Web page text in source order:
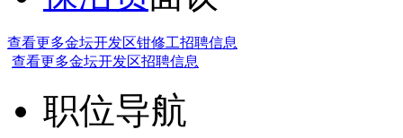
查看更多金坛开发区钳修工招聘信息
查看更多金坛开发区招聘信息
职位导航